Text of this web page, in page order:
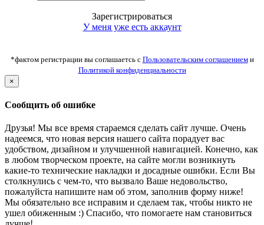
Зарегистрироваться
У меня уже есть аккаунт
*фактом регистрации вы соглашаетсь с Пользовательским соглашениеми
Политикой конфиденциальности
×
Сообщить об ошибке
Друзья! Мы все время стараемся сделать сайт лучше. Очень
надеемся, что новая версия нашего сайта порадует вас
удобством, дизайном и улучшенной навигацией. Конечно, как
в любом творческом проекте, на сайте могли возникнуть
какие-то технические накладки и досадные ошибки. Если Вы
столкнулись с чем-то, что вызвало Ваше недовольство,
пожалуйста напишите нам об этом, заполнив форму ниже!
Мы обязательно все исправим и сделаем так, чтобы никто не
ушел обиженным :) Спасибо, что помогаете нам становиться